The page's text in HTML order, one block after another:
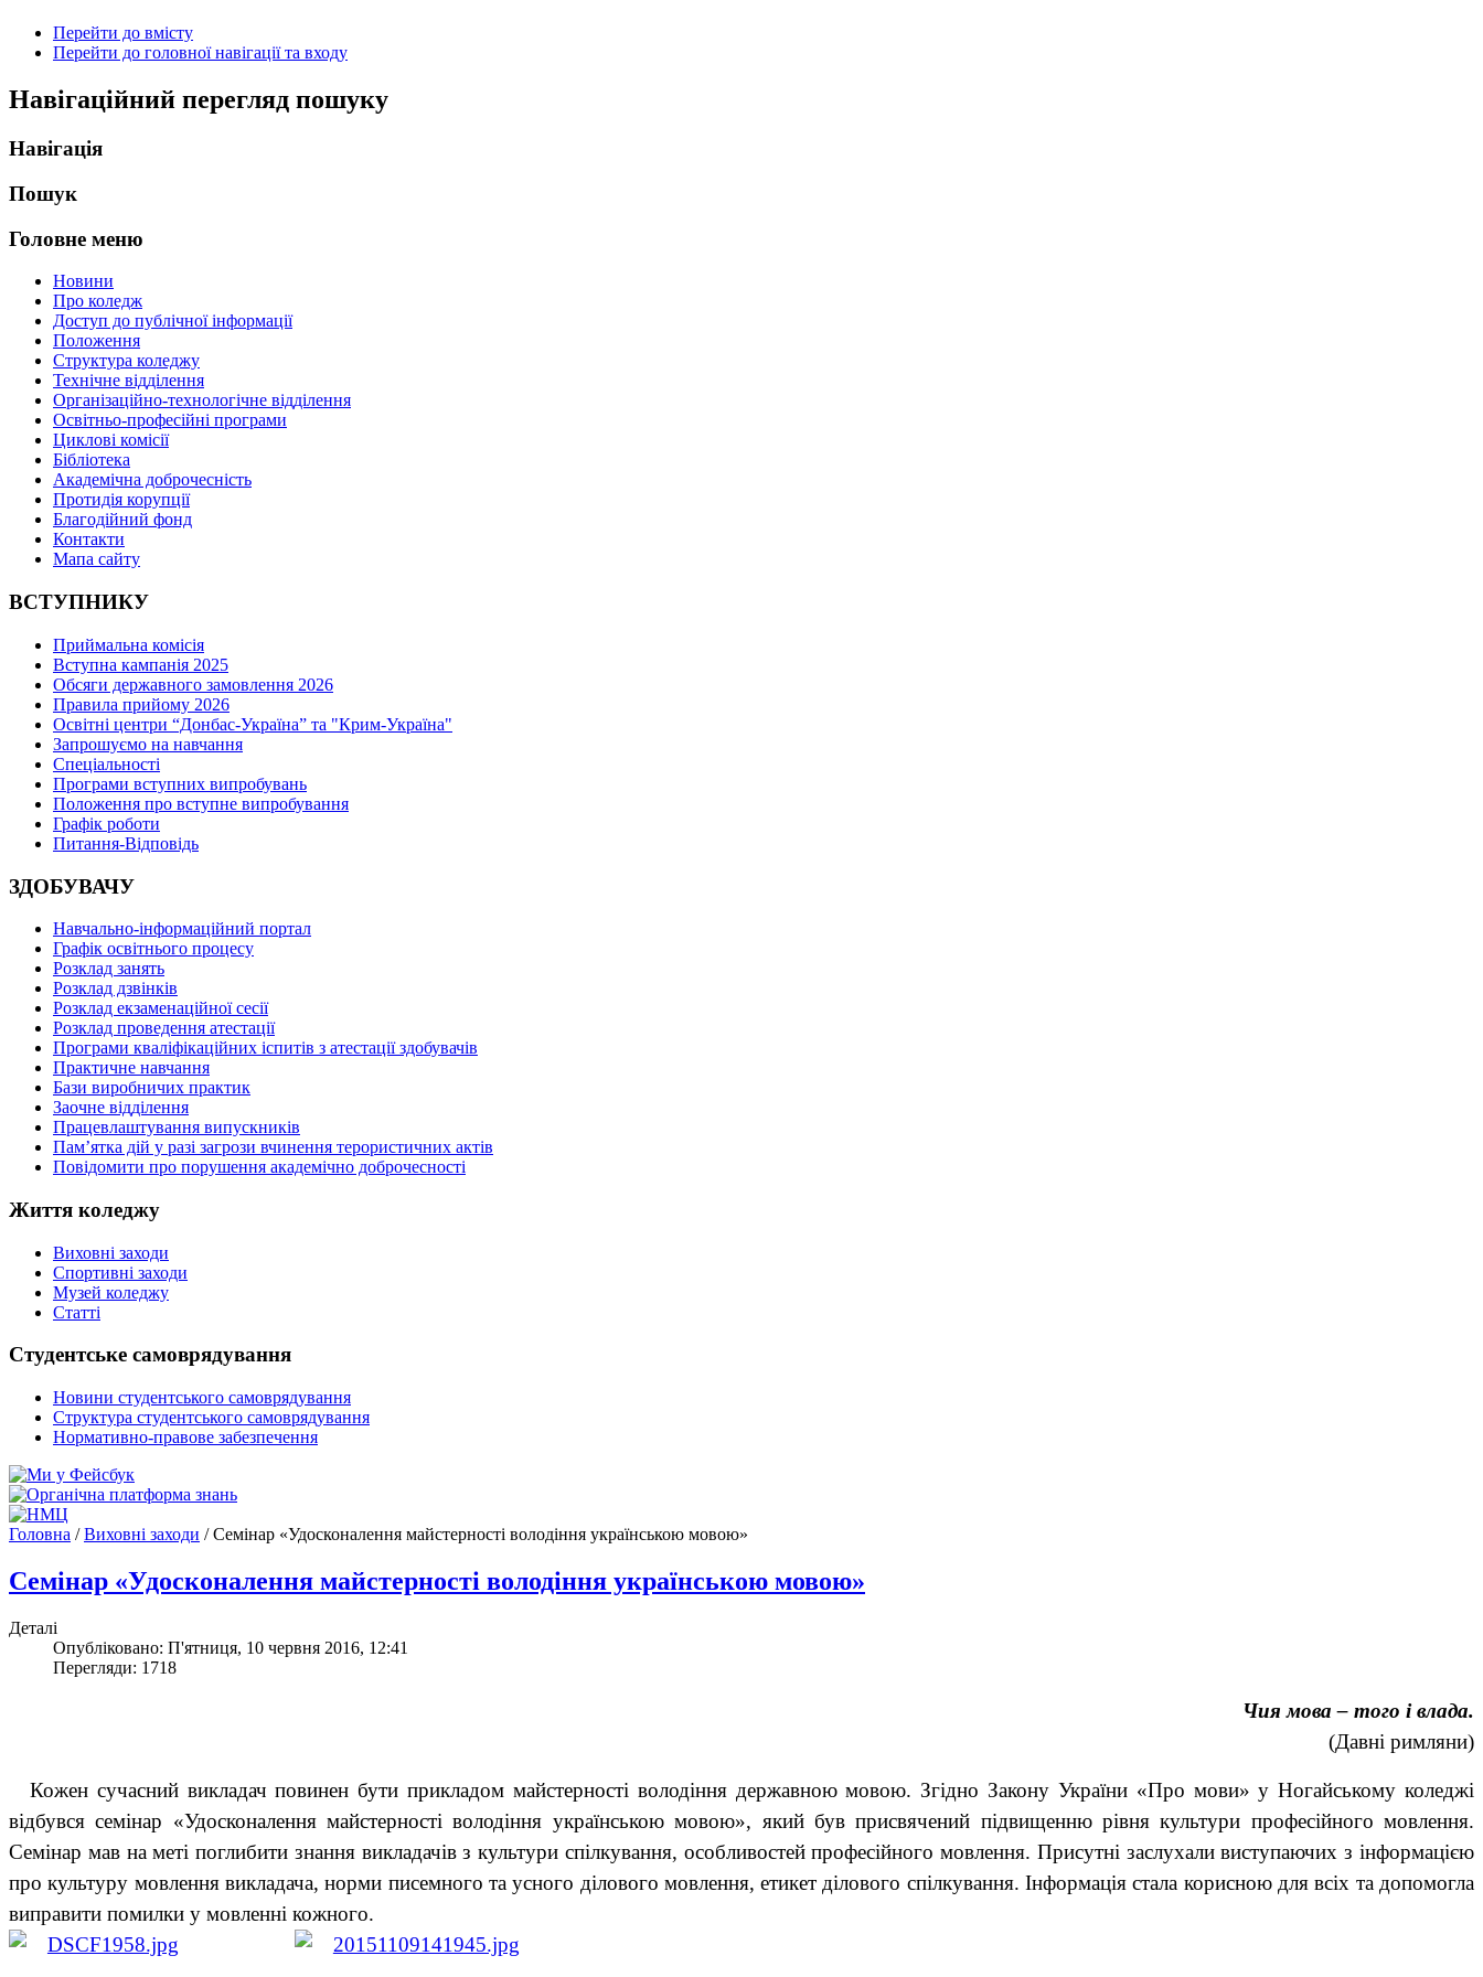
Перейти до вмісту
Перейти до головної навігації та входу
Навігаційний перегляд пошуку
Навігація
Пошук
Головне меню
Новини
Про коледж
Доступ до публічної інформації
Положення
Структура коледжу
Технічне відділення
Організаційно-технологічне відділення
Освітньо-професійні програми
Циклові комісії
Бібліотека
Академічна доброчесність
Протидія корупції
Благодійний фонд
Контакти
Мапа сайту
ВСТУПНИКУ
Приймальна комісія
Вступна кампанія 2025
Обсяги державного замовлення 2026
Правила прийому 2026
Освітні центри “Донбас-Україна” та "Крим-Україна"
Запрошуємо на навчання
Спеціальності
Програми вступних випробувань
Положення про вступне випробування
Графік роботи
Питання-Відповідь
ЗДОБУВАЧУ
Навчально-інформаційний портал
Графік освітнього процесу
Розклад занять
Розклад дзвінків
Розклад екзаменаційної сесії
Розклад проведення атестації
Програми кваліфікаційних іспитів з атестації здобувачів
Практичне навчання
Бази виробничих практик
Заочне відділення
Працевлаштування випускників
Пам’ятка дій у разі загрози вчинення терористичних актів
Повідомити про порушення академічно доброчесності
Життя коледжу
Виховні заходи
Спортивні заходи
Музей коледжу
Статті
Студентське самоврядування
Новини студентського самоврядування
Структура студентського самоврядування
Нормативно-правове забезпечення
Головна /Виховні заходи /Cемінар «Удосконалення майстерності володіння українською мовою»
Cемінар «Удосконалення майстерності володіння українською мовою»
Деталі
Опубліковано: П'ятниця, 10 червня 2016, 12:41
Перегляди: 1718
Чия мова – того і влада.
(Давні римляни)
Кожен сучасний викладач повинен бути прикладом майстерності володіння державною мовою. Згідно Закону України «Про мови» у Ногайському коледжі
відбувся семінар «Удосконалення майстерності володіння українською мовою», який був присвячений підвищенню рівня культури професійного мовлення.
Семінар мав на меті поглибити знання викладачів з культури спілкування, особливостей професійного мовлення. Присутні заслухали виступаючих з інформацією
про культуру мовлення викладача, норми писемного та усного ділового мовлення, етикет ділового спілкування. Інформація стала корисною для всіх та допомогла
виправити помилки у мовленні кожного.